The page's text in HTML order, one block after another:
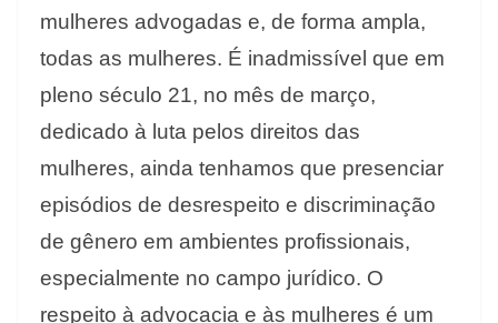
mulheres advogadas e, de forma ampla,
todas as mulheres. É inadmissível que em
pleno século 21, no mês de março,
dedicado à luta pelos direitos das
mulheres, ainda tenhamos que presenciar
episódios de desrespeito e discriminação
de gênero em ambientes profissionais,
especialmente no campo jurídico. O
respeito à advocacia e às mulheres é um